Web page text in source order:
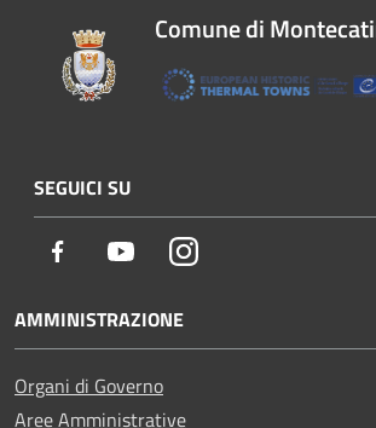
Comune di
SEGUICI SU
Facebook YoutubeInstagram
AMMINISTRAZIONE
Organi di Governo
Aree Amministrative